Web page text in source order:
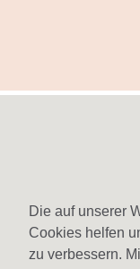
Die auf unserer
Cookies helfen
zu verbessern.